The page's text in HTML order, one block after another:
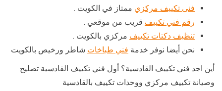
فنى تكييف مركزي ممتاز في الكويت .
رقم فني تكييف قريب من موقعي .
تنظيف دكتات تكييف مركزي بالكويت .
نحن أيضا نوفر خدمة فني طباخات شاطر ورخيص بالكويت
أين اجد فني تكييف القادسية؟ أول فني تكييف القادسية تصليح
وصيانة تكييف مركزي ووحدات تكييف بالقادسية